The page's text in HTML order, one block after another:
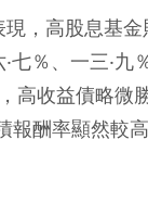
，高股息基金
％、一三‧九
高收益債略微
酬率顯然較高